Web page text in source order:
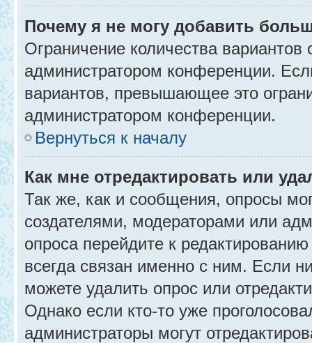
Почему я не могу добавить
Ограничение количества вариантов
администратором конференции.
вариантов, превышающее это
администратором конференции.
Вернуться к началу
Как мне отредактировать или
Так же, как и сообщения, опросы
создателями, модераторами или
опроса перейдите к
всегда связан именно с ним. Если
можете удалить опрос или
Однако если кто-то уже
администраторы могут